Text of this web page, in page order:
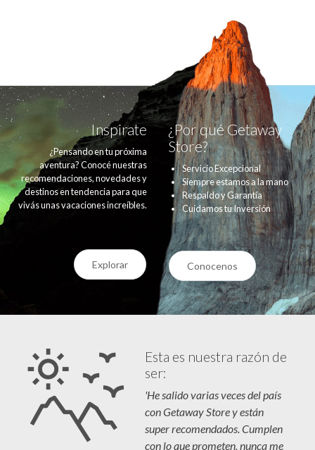
Inspirate
¿Pensando en tu próxima
aventura? Conocé nuestras
recomendaciones, novedades y
destinos en tendencia para que
vivás unas vacaciones increíbles.
¿Por qué Getaway
Store?
Servicio Excepcional
Siempre estamos a la mano
Respaldo y Garantía
Cuidamos tu Inversión
Explorar Conocenos
Esta es nuestra razón de
ser:
'He salido varias veces del país
con Getaway Store y están
super recomendados. Cumplen
con lo que prometen, nunca me